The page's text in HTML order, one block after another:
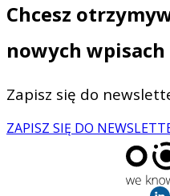
Chcesz
nowych
Zapisz się do
ZAPISZ SIĘ DO